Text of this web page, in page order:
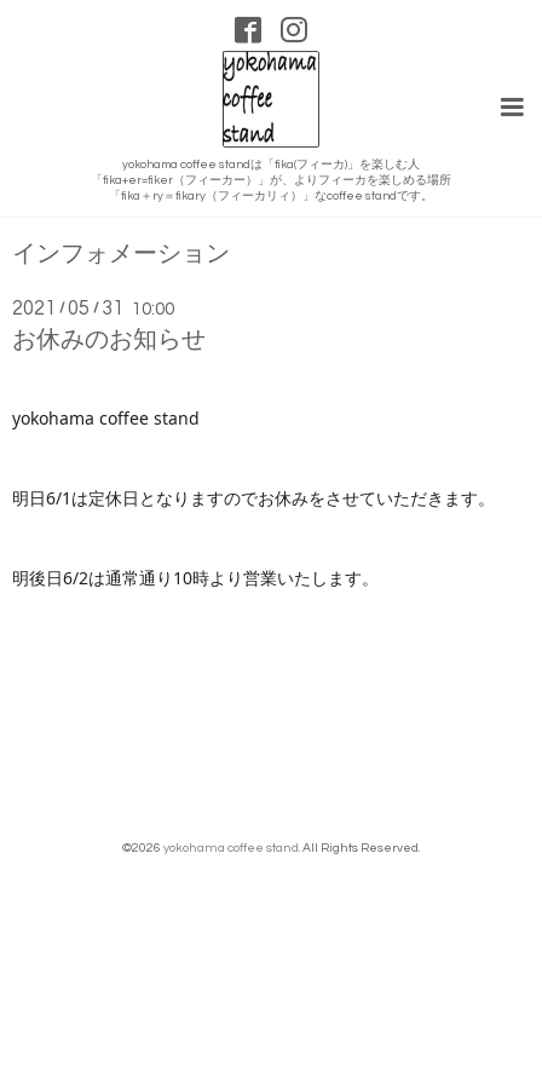
yokohama coffee standは「fika(フィーカ)」を楽しむ人
「fika+er=fiker（フィーカー）」が、よりフィーカを楽しめる場所
「fika＋ry＝fikary（フィーカリィ）」なcoffee standです。
インフォメーション
2021 /05 / 31 10:00
お休みのお知らせ
yokohama coffee stand
明日6/1は定休日となりますのでお休みをさせていただきます。
明後日6/2は通常通り10時より営業いたします。
©2026 yokohama coffee stand. All Rights Reserved.